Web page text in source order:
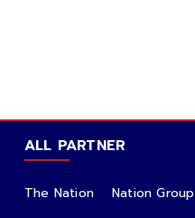
ALL PARTNER
The Nation Nation Group